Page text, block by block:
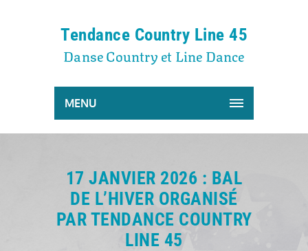
Tendance Country Line 45
Danse Country et Line Dance
MENU
17 JANVIER 2026 : BAL
DE L’HIVER ORGANISÉ
PAR TENDANCE COUNTRY
LINE 45